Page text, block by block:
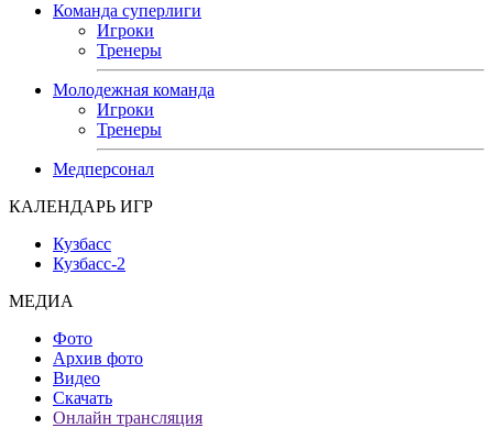
Команда суперлиги
Игроки
Тренеры
Молодежная команда
Игроки
Тренеры
Медперсонал
КАЛЕНДАРЬ ИГР
Кузбасс
Кузбасс-2
МЕДИА
Фото
Архив фото
Видео
Скачать
Онлайн трансляция